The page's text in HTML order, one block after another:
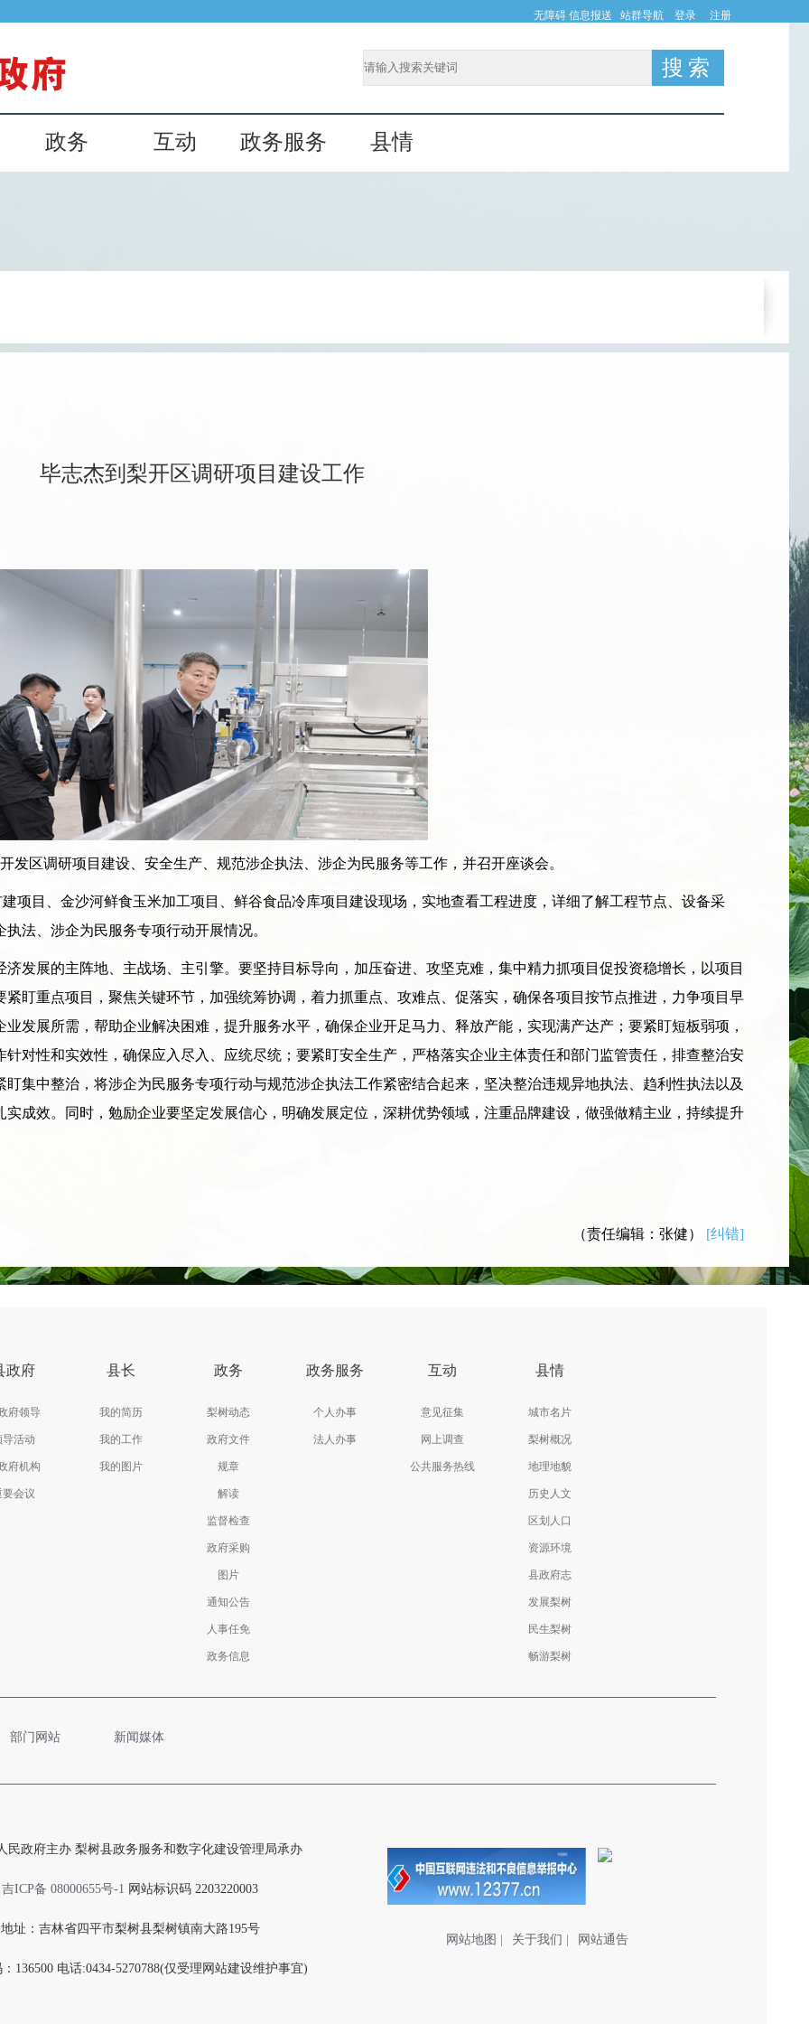
无障碍 信息报送 站群导航 登录 注册
政务 互动 政务服务 县情
毕志杰到梨开区调研项目建设工作
调研项目建设、安全生产、规范涉企执法、涉企为民服务等工作，并召开座谈会。
目、金沙河鲜食玉米加工项目、鲜谷食品冷库项目建设现场，实地查看工程进度，详细了解工程节点、设备采
法、涉企为民服务专项行动开展情况。
展的主阵地、主战场、主引擎。要坚持目标导向，加压奋进、攻坚克难，集中精力抓项目促投资稳增长，以项目
盯重点项目，聚焦关键环节，加强统筹协调，着力抓重点、攻难点、促落实，确保各项目按节点推进，力争项目早
发展所需，帮助企业解决困难，提升服务水平，确保企业开足马力、释放产能，实现满产达产；要紧盯短板弱项，
对性和实效性，确保应入尽入、应统尽统；要紧盯安全生产，严格落实企业主体责任和部门监管责任，排查整治安
集中整治，将涉企为民服务专项行动与规范涉企执法工作紧密结合起来，坚决整治违规异地执法、趋利性执法以及
成效。同时，勉励企业要坚定发展信心，明确发展定位，深耕优势领域，注重品牌建设，做强做精主业，持续提升
（责任编辑：张健） [纠错]
政府
府领导
导活动
府机构
要会议
县长
我的简历
我的工作
我的图片
政务
梨树动态
政府文件
规章
解读
监督检查
政府采购
图片
通知公告
人事任免
政务信息
政务服务
个人办事
法人办事
互动
意见征集
网上调查
公共服务热线
县情
城市名片
梨树概况
地理地貌
历史人文
区划人口
资源环境
县政府志
发展梨树
民生梨树
畅游梨树
部门网站 新闻媒体
民政府主办 梨树县政务服务和数字化建设管理局承办
吉ICP备 08000655号-1 网站标识码 2203220003
地址：吉林省四平市梨树县梨树镇南大路195号
136500 电话:0434-5270788(仅受理网站建设维护事宜)
网站地图 关于我们 网站通告